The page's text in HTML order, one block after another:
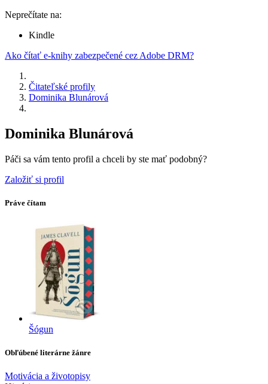
Neprečítate na:
Kindle
Ako čítať e-knihy zabezpečené cez Adobe DRM?
Čitateľské profily
Dominika Blunárová
Dominika Blunárová
Páči sa vám tento profil a chceli by ste mať podobný?
Založiť si profil
Práve čítam
Šógun
Obľúbené literárne žánre
Motivácia a životopisy